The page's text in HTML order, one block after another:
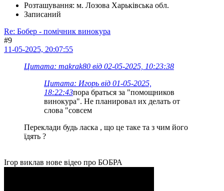
Розташування: м. Лозова Харьківська обл.
Записаний
Re: Бобер - помічник винокура
#9
11-05-2025, 20:07:55
Цитата: makrak80 від 02-05-2025, 10:23:38
Цитата: Игорь від 01-05-2025,
18:22:43пора браться за "помощников
винокура". Не планировал их делать от
слова "совсем
Переклади будь ласка , що це таке та з чим його
їдять ?
Ігор виклав нове відео про БОБРА